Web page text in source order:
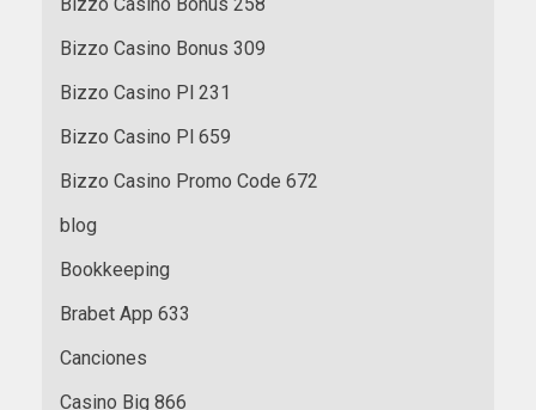
Bizzo Casino Bonus 309
Bizzo Casino Pl 231
Bizzo Casino Pl 659
Bizzo Casino Promo Code 672
blog
Bookkeeping
Brabet App 633
Canciones
Casino Big 866